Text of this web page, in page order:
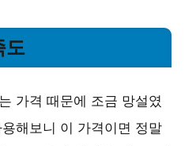
도
가격 때문에 조금 망설였
해보니 이 가격이면 정말